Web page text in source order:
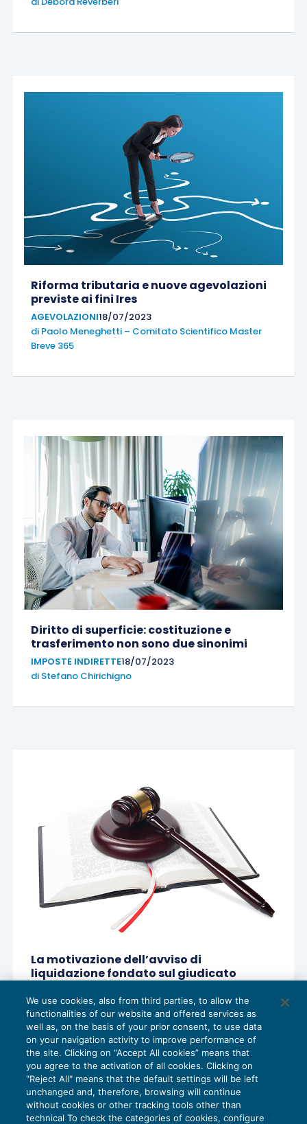
Riforma tributaria e nuove agevolazioni
previste ai fini Ires
AGEVOLAZIONI18/07/2023
di Paolo Meneghetti – Comitato Scientifico Master
Breve 365
Diritto di superficie: costituzione e
trasferimento non sono due sinonimi
IMPOSTE INDIRETTE18/07/2023
di Stefano Chirichigno
La motivazione dell’avviso di
liquidazione fondato sul giudicato
di Luigi Ferrajoli
We use cookies, also from third parties, to allow the
functionalities of our website and offered services as
well as, on the basis of your prior consent, to use data
on your navigation activity to improve performance of
the site. Clicking on “Accept All cookies” means that
you agree to the activation of all cookies. Clicking on
"Reject All" means that the default settings will be left
unchanged and, therefore, browsing will continue
without cookies or other tracking tools other than
technical To check the categories of cookies, configure